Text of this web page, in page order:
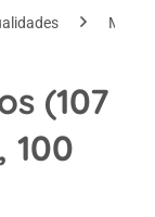
(107
100